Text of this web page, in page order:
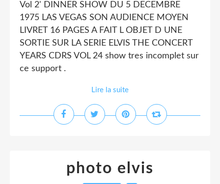
Vol 2' DINNER SHOW DU 5 DECEMBRE
1975 LAS VEGAS SON AUDIENCE MOYEN
LIVRET 16 PAGES A FAIT L OBJET D UNE
SORTIE SUR LA SERIE ELVIS THE CONCERT
YEARS CDRS VOL 24 show tres incomplet sur
ce support .
Lire la suite
photo elvis